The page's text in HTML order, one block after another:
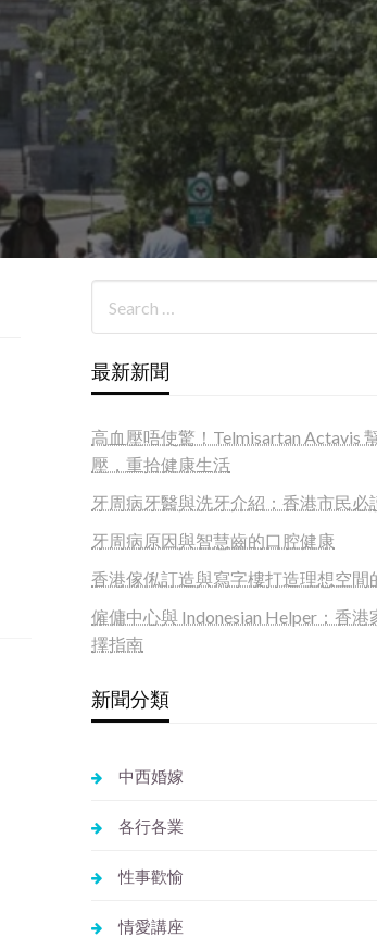
最新新聞
高血壓唔使驚！Telmisartan Actavis
壓，重拾健康生活
牙周病牙醫與洗牙介紹：香港市民必
牙周病原因與智慧齒的口腔健康
香港傢俬訂造與寫字樓打造理想空間
僱傭中心與 Indonesian Helper：香港
擇指南
新聞分類
中西婚嫁
各行各業
性事歡愉
情愛講座